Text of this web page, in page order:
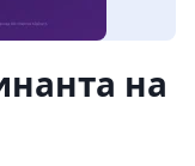
на